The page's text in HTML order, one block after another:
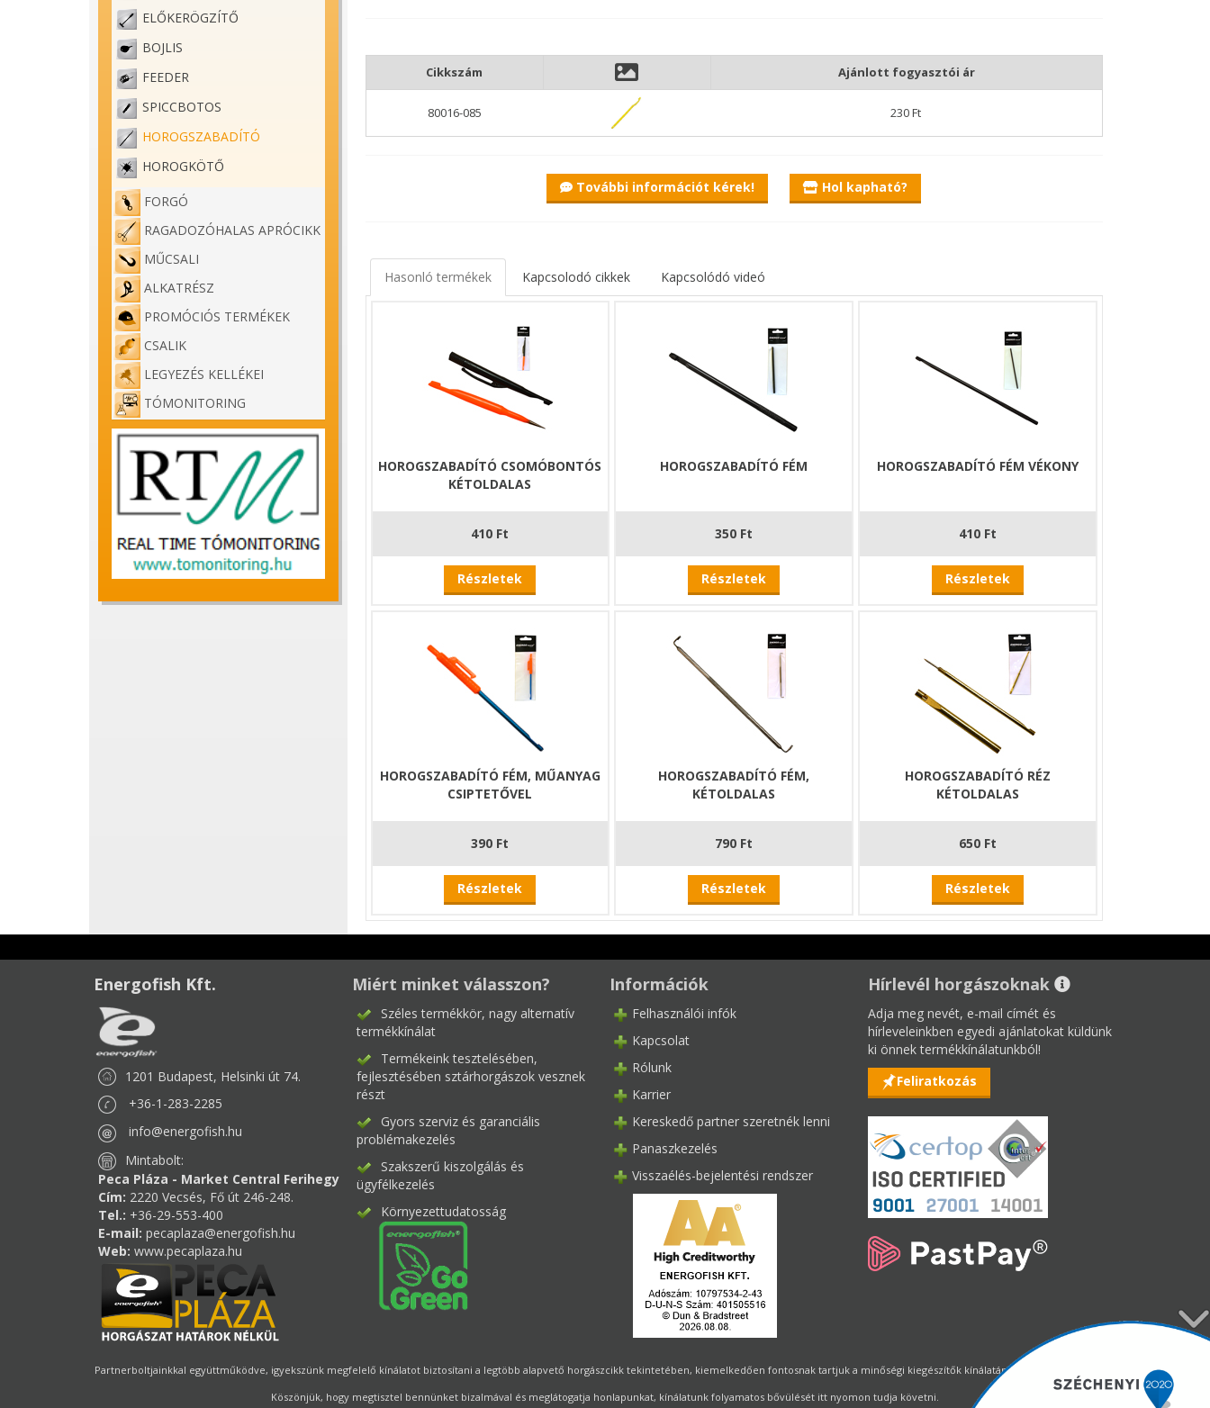
ELŐKERÖGZÍTŐ
BOJLIS
FEEDER
SPICCBOTOS
HOROGSZABADÍTÓ
HOROGKÖTŐ
FORGÓ
RAGADOZÓHALAS APRÓCIKK
MŰCSALI
ALKATRÉSZ
PROMÓCIÓS TERMÉKEK
CSALIK
LEGYEZÉS KELLÉKEI
TÓMONITORING
Cikkszám Ajánlott fogyasztói ár
80016-085 230 Ft
További információt kérek! Hol kapható?
Hasonló termékek Kapcsolodó cikkek Kapcsolódó videó
HOROGSZABADÍTÓ CSOMÓBONTÓS
KÉTOLDALAS
410 Ft
Részletek
HOROGSZABADÍTÓ FÉM
350 Ft
Részletek
HOROGSZABADÍTÓ FÉM VÉKONY
410 Ft
Részletek
HOROGSZABADÍTÓ FÉM, MŰANYAG
CSIPTETŐVEL
390 Ft
Részletek
HOROGSZABADÍTÓ FÉM,
KÉTOLDALAS
790 Ft
Részletek
HOROGSZABADÍTÓ RÉZ
KÉTOLDALAS
650 Ft
Részletek
Energofish Kft.
1201 Budapest, Helsinki út 74.
+36-1-283-2285
info@energofish.hu
Mintabolt:
Peca Pláza - Market Central Ferihegy
Cím: 2220 Vecsés, Fő út 246-248.
Tel.: +36-29-553-400
E-mail: pecaplaza@energofish.hu
Web: www.pecaplaza.hu
Miért minket válasszon?
Széles termékkör, nagy alternatív
termékkínálat
Termékeink tesztelésében,
fejlesztésében sztárhorgászok vesznek
részt
Gyors szerviz és garanciális
problémakezelés
Szakszerű kiszolgálás és
ügyfélkezelés
Környezettudatosság
Információk
Felhasználói infók
Kapcsolat
Rólunk
Karrier
Kereskedő partner szeretnék lenni
Panaszkezelés
Visszaélés-bejelentési rendszer
Hírlevél horgászoknak
Adja meg nevét, e-mail címét és
hírleveleinkben egyedi ajánlatokat küldünk
ki önnek termékkínálatunkból!
Feliratkozás
Partnerboltjainkkal együttműködve, igyekszünk megfelelő kínálatot biztosítani a legtöbb alapvető horgászcikk tekintetében, kiemelkedően fontosnak tartjuk a minőségi kiegészítők kínálatának állandó biztosítását.
Köszönjük, hogy megtisztel bennünket bizalmával és meglátogatja honlapunkat, kínálatunk folyamatos bővülését itt nyomon tudja követni.